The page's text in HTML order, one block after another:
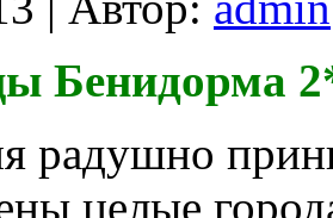
Бенидорма
радушно
целые